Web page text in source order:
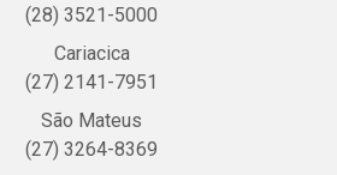
(28) 3521-5000
Cariacica
(27) 2141-7951
São Mateus
(27) 3264-8369